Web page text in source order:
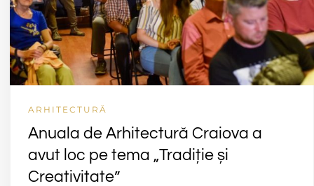
ARHITECTURĂ
Anuala de Arhitectură Craiova a
avut loc pe tema „Tradiție și
Creativitate”